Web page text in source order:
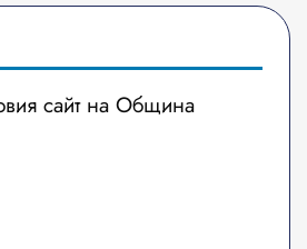
сайт на Община